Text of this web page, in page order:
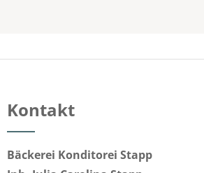
Kontakt
Bäckerei Konditorei Stapp